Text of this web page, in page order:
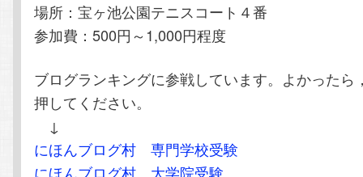
場所：宝ヶ池公園テニスコート４番
参加費：500円～1,000円程度
ブログランキングに参戦しています。よかったら
押してください。
↓
にほんブログ村 専門学校受験
にほんブログ村 大学院受験